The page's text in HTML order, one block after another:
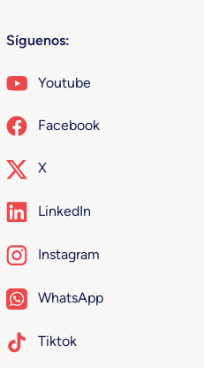
Síguenos:
Youtube
Facebook
X
LinkedIn
Instagram
WhatsApp
Tiktok